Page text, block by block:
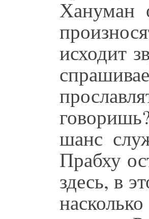
Хануман
исходит
шанс
Прабху
здесь, в